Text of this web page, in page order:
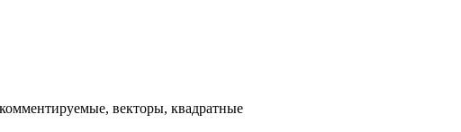
векторы, квадратные